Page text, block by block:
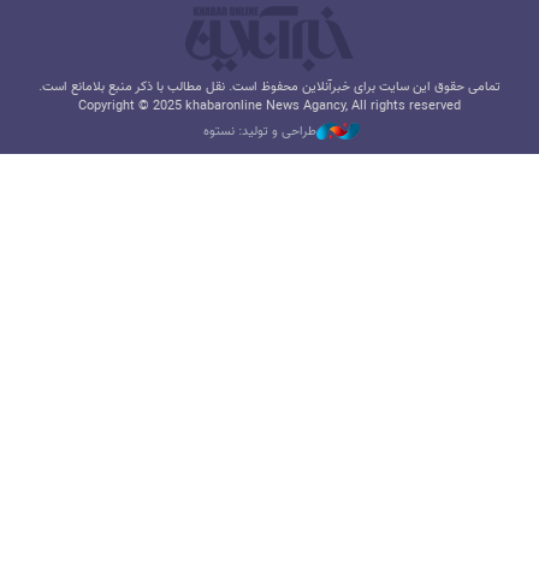
تمامی حقوق این سایت برای خبرآنلاین محفوظ است. نقل مطالب با ذکر منبع بلامانع است.
Copyright © 2025 khabaronline News Agancy, All rights reserved
طراحی و تولید: نستوه